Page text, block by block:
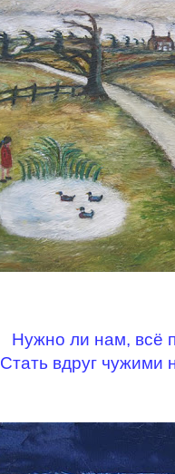
Нужно ли нам, всё
Стать вдруг чужими